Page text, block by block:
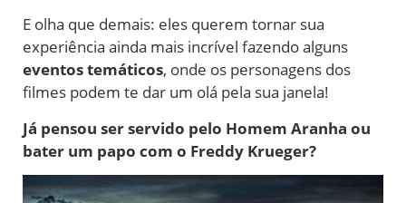
E olha que demais: eles querem tornar sua
experiência ainda mais incrível fazendo alguns
eventos temáticos, onde os personagens dos
filmes podem te dar um olá pela sua janela!
Já pensou ser servido pelo Homem Aranha ou
bater um papo com o Freddy Krueger?